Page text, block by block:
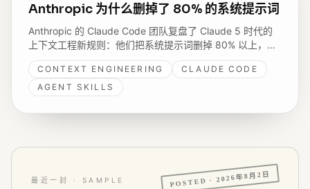
Anthropic 为什么删掉了 80% 的系统提示词
Anthropic 的 Claude Code 团队复盘了 Claude 5 时代的
上下文工程新规则：他们把系统提示词删掉 80% 以上，编
码评测却没有可测的下降。这篇读完来分享六组“过去 → 现
在”的变化，以及我照着新规则改自己开源 Skills 的两处实
践。
CONTEXT ENGINEERING
CLAUDE CODE
AGENT SKILLS
POSTED ·2026年8月2日
最近一封 · SAMPLE